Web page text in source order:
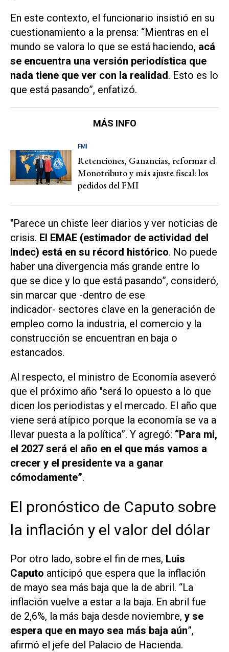
En este contexto, el funcionario insistió en su
cuestionamiento a la prensa: “Mientras en el
mundo se valora lo que se está haciendo, acá
se encuentra una versión periodística que
nada tiene que ver con la realidad. Esto es lo
que está pasando”, enfatizó.
MÁS INFO
FMI
Retenciones, Ganancias, reformar el
Monotributo y más ajuste fiscal: los
pedidos del FMI
"Parece un chiste leer diarios y ver noticias de
crisis. El EMAE (estimador de actividad del
Indec) está en su récord histórico. No puede
haber una divergencia más grande entre lo
que se dice y lo que está pasando”, consideró,
sin marcar que -dentro de ese
indicador- sectores clave en la generación de
empleo como la industria, el comercio y la
construcción se encuentran en baja o
estancados.
Al respecto, el ministro de Economía aseveró
que el próximo año "será lo opuesto a lo que
dicen los periodistas y el mercado. El año que
viene será atípico porque la economía se va a
llevar puesta a la política”. Y agregó: “Para mi,
el 2027 será el año en el que más vamos a
crecer y el presidente va a ganar
cómodamente”.
El pronóstico de Caputo sobre
la inflación y el valor del dólar
Por otro lado, sobre el fin de mes, Luis
Caputo anticipó que espera que la inflación
de mayo sea más baja que la de abril. “La
inflación vuelve a estar a la baja. En abril fue
de 2,6%, la más baja desde noviembre, y se
espera que en mayo sea más baja aún”,
afirmó el jefe del Palacio de Hacienda.